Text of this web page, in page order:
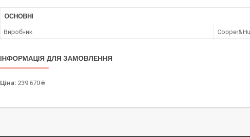
ОСНОВНІ
Виробник
ІНФОРМАЦІЯ ДЛЯ ЗАМОВЛЕННЯ
Ціна: 239 670 ₴